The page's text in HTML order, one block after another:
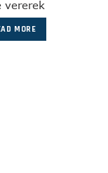
vererek
MORE